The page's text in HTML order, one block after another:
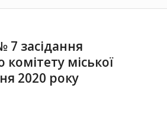
засідання
міської
2020 року